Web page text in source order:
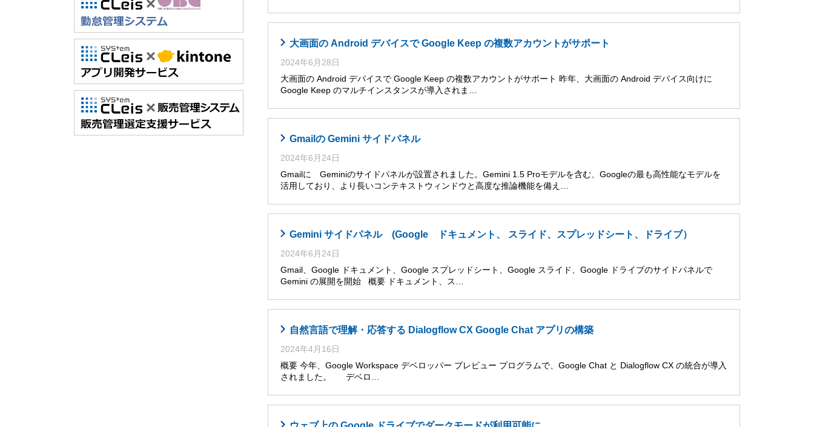
大画面の Android デバイスで Google Keep の複数アカウントがサポート
2024年6月28日
大画面の Android デバイスで Google Keep の複数アカウントがサポート 昨年、大画面の Android デバイス向けに
Google Keep のマルチインスタンスが導入されま…
Gmailの Gemini サイドパネル
2024年6月24日
Gmailに Geminiのサイドパネルが設置されました。Gemini 1.5 Proモデルを含む、Googleの最も高性能なモデルを
活用しており、より長いコンテキストウィンドウと高度な推論機能を備え…
Gemini サイドパネル (Google ドキュメント、 スライド、スプレッドシート、ドライブ）
2024年6月24日
Gmail、Google ドキュメント、Google スプレッドシート、Google スライド、Google ドライブのサイドパネルで
Gemini の展開を開始 概要 ドキュメント、ス…
自然言語で理解・応答する Dialogflow CX Google Chat アプリの構築
2024年4月16日
概要 今年、Google Workspace デベロッパー プレビュー プログラムで、Google Chat と Dialogflow CX の統合が導入
されました。 デベロ…